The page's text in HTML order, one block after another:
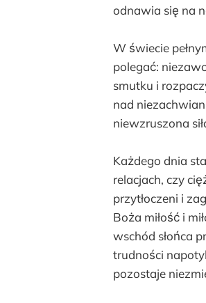
odnawia się na
W świecie
polegać:
smutku i
nad
niewzruszona
Każdego dnia
relacjach, czy
przytłoczeni i
Boża miłość i
wschód słońca
trudności
pozostaje